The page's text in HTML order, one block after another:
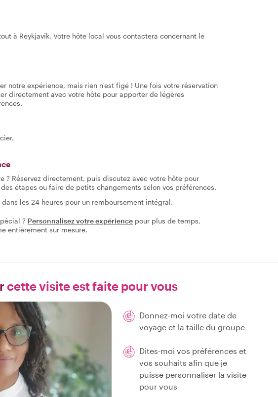
à Reykjavik. Votre hôte local vous contactera concernant le
notre expérience, mais rien n'est figé ! Une fois votre réservation
directement avec votre hôte pour apporter de légères
? Réservez directement, puis discutez avec votre hôte pour
étapes ou faire de petits changements selon vos préférences.
dans les 24 heures pour un remboursement intégral.
? Personnalisez votre expérience pour plus de temps,
entièrement sur mesure.
cette visite est faite pour vous
Donnez-moi votre date de
voyage et la taille du groupe
Dites-moi vos préférences et
vos souhaits afin que je
puisse personnaliser la visite
pour vous